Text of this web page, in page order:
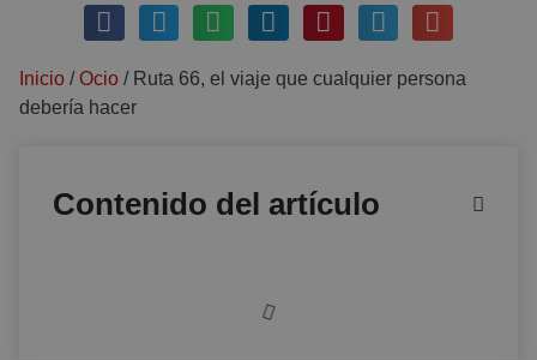
Inicio /Ocio / Ruta 66, el viaje que cualquier persona
debería hacer
Contenido del artículo